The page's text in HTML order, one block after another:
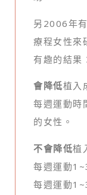
另2006年
療程女性來
有趣的結果
會降低植入
每週運動時
的女性。
不會降低植
每週運動
每週運動